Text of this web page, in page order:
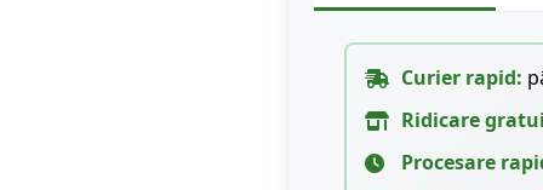
Curier rapid:
Ridicare
Procesare